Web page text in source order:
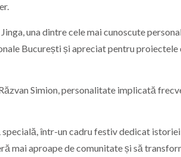
, una dintre cele mai cunoscute
București și apreciat pentru
Simion, personalitate implicată
într-un cadru festiv dedicat
mai aproape de comunitate și să